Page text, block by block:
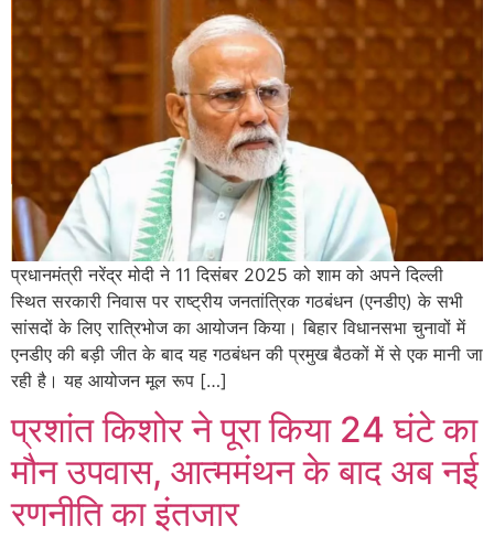
प्रधानमंत्री नरेंद्र मोदी ने 11 दिसंबर 2025 को शाम को अपने दिल्ली
स्थित सरकारी निवास पर राष्ट्रीय जनतांत्रिक गठबंधन (एनडीए) के सभी
सांसदों के लिए रात्रिभोज का आयोजन किया। बिहार विधानसभा चुनावों में
एनडीए की बड़ी जीत के बाद यह गठबंधन की प्रमुख बैठकों में से एक मानी जा
रही है। यह आयोजन मूल रूप […]
प्रशांत किशोर ने पूरा किया 24 घंटे का
मौन उपवास, आत्ममंथन के बाद अब नई
रणनीति का इंतजार